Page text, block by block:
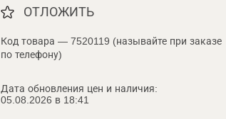
ОТЛОЖИТЬ
Код товара — 7520119 (называйте при заказе
по телефону)
Дата обновления цен и наличия:
05.08.2026 в 18:41